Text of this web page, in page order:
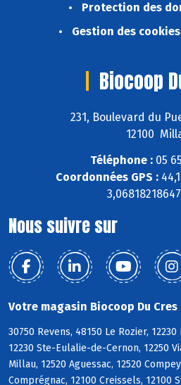
Protection des
Gestion des cookies
Biocoop
231, Boulevard du
12100
Téléphone : 05
Coordonnées GPS :
Nous suivre sur
Votre magasin Biocoop Du
30750 Revens, 48150 Le Rozier,
12230 Ste-Eulalie-de-Cernon, 12250
Millau, 12520 Aguessac, 12520
Comprégnac, 12100 Creissels, 12100